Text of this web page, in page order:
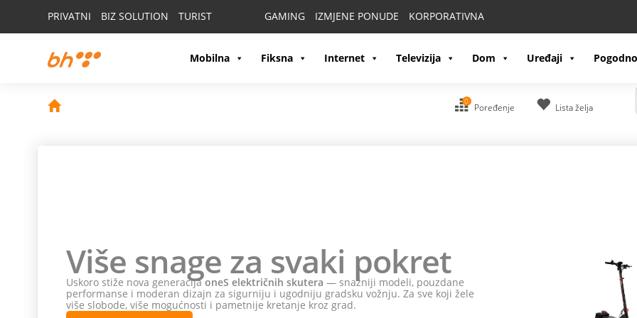
PRIVATNI BIZ SOLUTION TURIST GAMING IZMJENE PONUDE KORPORATIVNA
Mobilna Fiksna Internet Televizija Dom Uređaji
0
Poređenje Lista želja
Više snage za svaki pokret
Uskoro stiže nova generacijaoneS električnih skutera — snažniji modeli, pouzdane
performanse i moderan dizajn za sigurniju i ugodniju gradsku vožnju. Za sve koji žele
više slobode, više mogućnosti i pametnije kretanje kroz grad.